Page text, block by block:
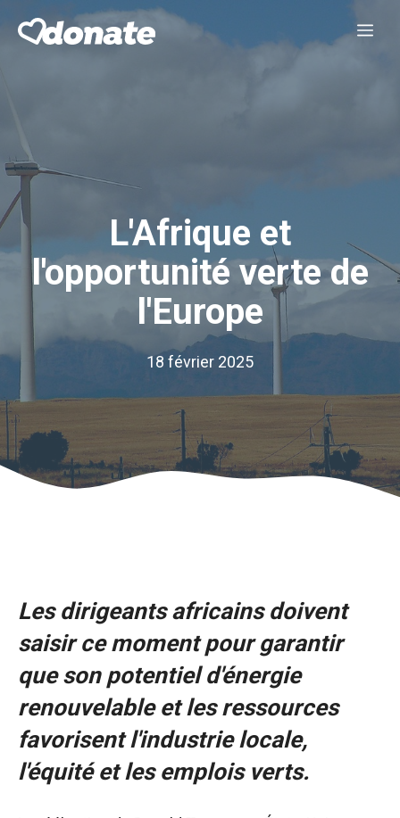
L'Afrique et
l'opportunité verte de
l'Europe
18 février 2025
Les dirigeants africains doivent
saisir ce moment pour garantir
que son potentiel d'énergie
renouvelable et les ressources
favorisent l'industrie locale,
l'équité et les emplois verts.